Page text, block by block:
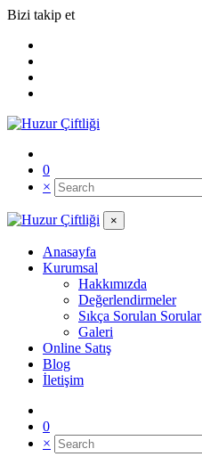
Bizi takip et
0
×
×
Anasayfa
Kurumsal
Hakkımızda
Değerlendirmeler
Sıkça Sorulan Sorular
Galeri
Online Satış
Blog
İletişim
0
×